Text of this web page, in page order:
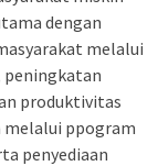
dengan
melalui
peningkatan
produktivitas
melalui ppogram
penyediaan